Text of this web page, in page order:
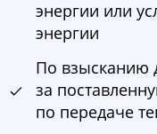
энергии или
энергии
По взысканию
за
по передаче